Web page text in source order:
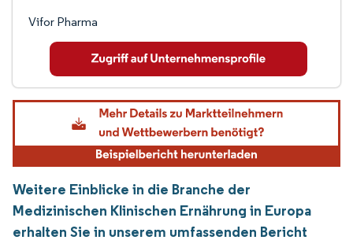
Vifor Pharma
Weitere Einblicke in die Branche der
Medizinischen Klinischen Ernährung in Europa
erhalten Sie in unserem umfassenden Bericht